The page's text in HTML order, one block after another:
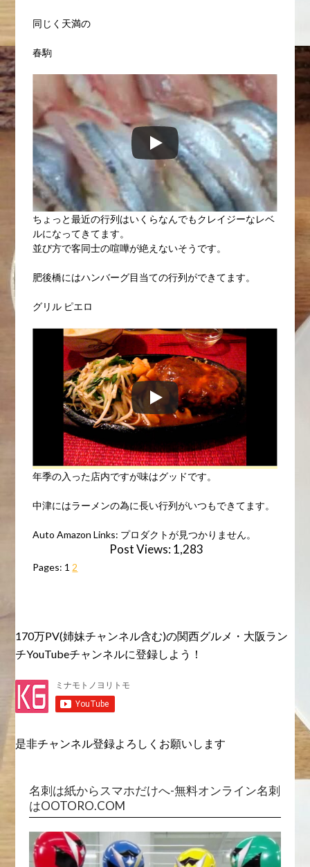
同じく天満の
春駒
ちょっと最近の行列はいくらなんでもクレイジーなレベ
ルになってきてます。
並び方で客同士の喧嘩が絶えないそうです。
肥後橋にはハンバーグ目当ての行列ができてます。
グリル ピエロ
年季の入った店内ですが味はグッドです。
中津にはラーメンの為に長い行列がいつもできてます。
Auto Amazon Links: プロダクトが見つかりません。
Post Views: 1,283
Pages: 1 2
170万PV(姉妹チャンネル含む)の関西グルメ・大阪ラン
チYouTubeチャンネルに登録しよう！
是非チャンネル登録よろしくお願いします
名刺は紙からスマホだけへ-無料オンライン名刺
はOOTORO.COM